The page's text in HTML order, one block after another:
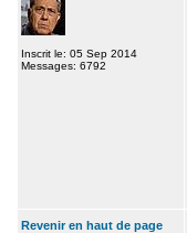
Inscrit le: 05 Sep 2014
Messages: 6792
Revenir en haut de page